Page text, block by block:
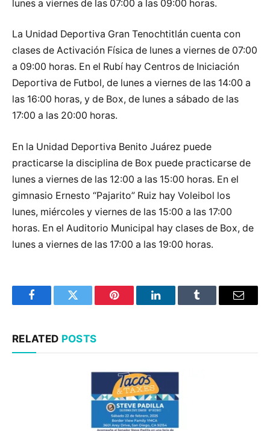
lunes a viernes de las 07:00 a las 09:00 horas.
La Unidad Deportiva Gran Tenochtitlán cuenta con
clases de Activación Física de lunes a viernes de 07:00
a 09:00 horas. En el Rubí hay Centros de Iniciación
Deportiva de Futbol, de lunes a viernes de las 14:00 a
las 16:00 horas, y de Box, de lunes a sábado de las
17:00 a las 20:00 horas.
En la Unidad Deportiva Benito Juárez puede
practicarse la disciplina de Box puede practicarse de
lunes a viernes de las 12:00 a las 15:00 horas. En el
gimnasio Ernesto “Pajarito” Ruiz hay Voleibol los
lunes, miércoles y viernes de las 15:00 a las 17:00
horas. En el Auditorio Municipal hay clases de Box, de
lunes a viernes de las 17:00 a las 19:00 horas.
FacebookTwitter Pinterest LinkedInTumblr Email
RELATED POSTS